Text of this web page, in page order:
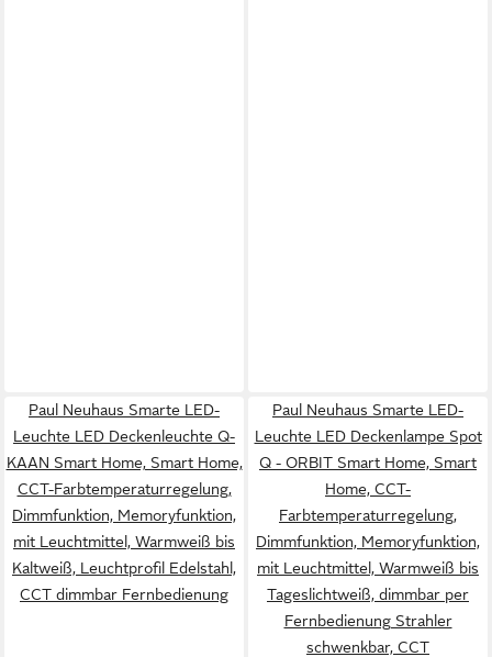
Paul Neuhaus Smarte LED-
Leuchte LED Deckenleuchte Q-
KAAN Smart Home, Smart Home,
CCT-Farbtemperaturregelung,
Dimmfunktion, Memoryfunktion,
mit Leuchtmittel, Warmweiß bis
Kaltweiß, Leuchtprofil Edelstahl,
CCT dimmbar Fernbedienung
Paul Neuhaus Smarte LED-
Leuchte LED Deckenlampe Spot
Q - ORBIT Smart Home, Smart
Home, CCT-
Farbtemperaturregelung,
Dimmfunktion, Memoryfunktion,
mit Leuchtmittel, Warmweiß bis
Tageslichtweiß, dimmbar per
Fernbedienung Strahler
schwenkbar, CCT